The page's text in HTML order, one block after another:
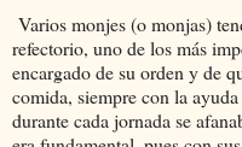
Varios monjes (o monjas)
refectorio, uno de los más
encargado de su orden y de
comida, siempre con la
durante cada jornada se